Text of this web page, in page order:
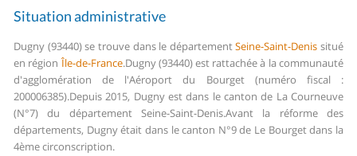
Situation administrative
Dugny (93440) se trouve dans le départementSeine-Saint-Denis situé
en région Île-de-France.Dugny (93440) est rattachée à la communauté
d'agglomération de l'Aéroport du Bourget (numéro fiscal :
200006385).Depuis 2015, Dugny est dans le canton de La Courneuve
(N°7) du département Seine-Saint-Denis.Avant la réforme des
départements, Dugny était dans le canton N°9 de Le Bourget dans la
4ème circonscription.